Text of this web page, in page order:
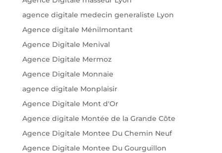
agence digitale medecin generaliste Lyon
Agence digitale Ménilmontant
Agence Digitale Menival
Agence Digitale Mermoz
Agence Digitale Monnaie
agence digitale Monplaisir
Agence Digitale Mont d'Or
Agence digitale Montée de la Grande Côte
Agence Digitale Montee Du Chemin Neuf
Agence Digitale Montee Du Gourguillon